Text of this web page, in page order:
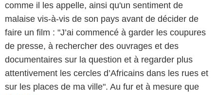
comme il les appelle, ainsi qu'un sentiment de
malaise vis-à-vis de son pays avant de décider de
faire un film : "J’ai commencé à garder les coupures
de presse, à rechercher des ouvrages et des
documentaires sur la question et à regarder plus
attentivement les cercles d’Africains dans les rues et
sur les places de ma ville". Au fur et à mesure que